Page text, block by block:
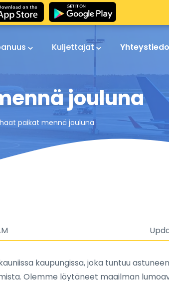
Kuljettajat
jouluna
paikat mennä jouluna
kaupungissa, joka tuntuu
Olemme löytäneet maailman